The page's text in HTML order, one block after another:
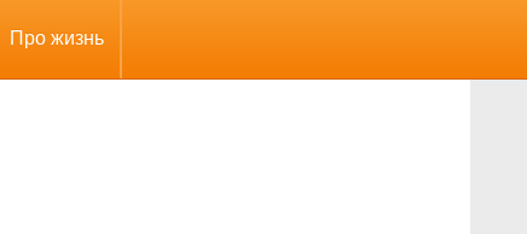
Про жизнь